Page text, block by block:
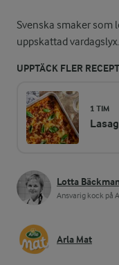
Svenska smaker som
uppskattad
UPPTÄCK FLER
1 TIM
Lotta
Ansvarig kock på
Arla Mat